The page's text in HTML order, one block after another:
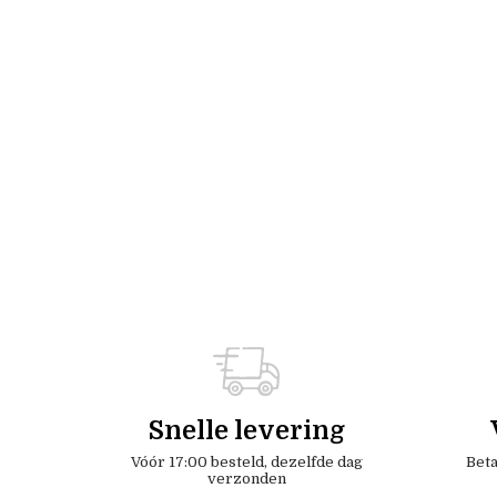
Snelle levering
Vóór 17:00 besteld, dezelfde dag
verzonden